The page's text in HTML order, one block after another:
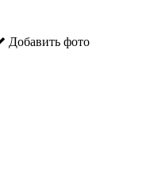
Добавить фото